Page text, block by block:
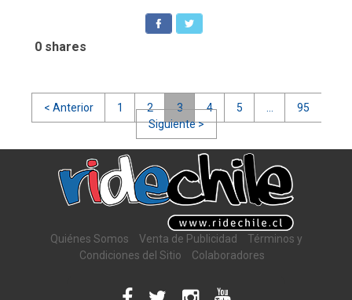
0 shares
Navegación
entradas
< Anterior 1 2 3 4 5 …
95
Siguiente >
Quiénes Somos Venta de Publicidad
Términos y
Condiciones del Sitio
Colaboradores